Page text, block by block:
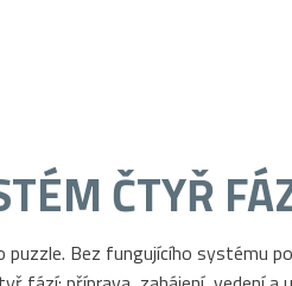
ČTYŘ
Bez fungujícího systému